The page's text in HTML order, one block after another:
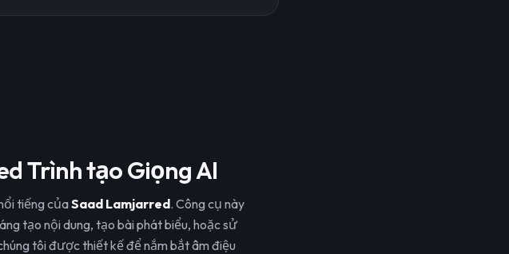
Trình tạo Giọng AI
tiếng củaSaad Lamjarred. Công cụ này
tạo nội dung, tạo bài phát biểu, hoặc sử
tôi được thiết kế để nắm bắt âm điệu